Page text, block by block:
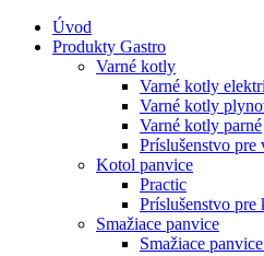
Úvod
Produkty Gastro
Varné kotly
Varné kotly
Varné kotly
Varné kotly parné
Príslušenstvo pre
Kotol panvice
Practic
Príslušenstvo pre
Smažiace panvice
Smažiace